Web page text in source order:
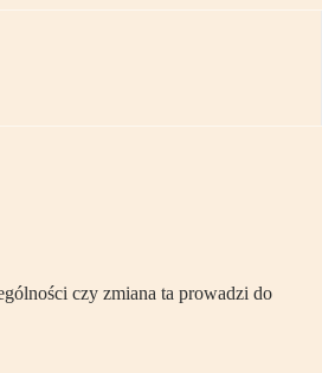
czy zmiana ta prowadzi do